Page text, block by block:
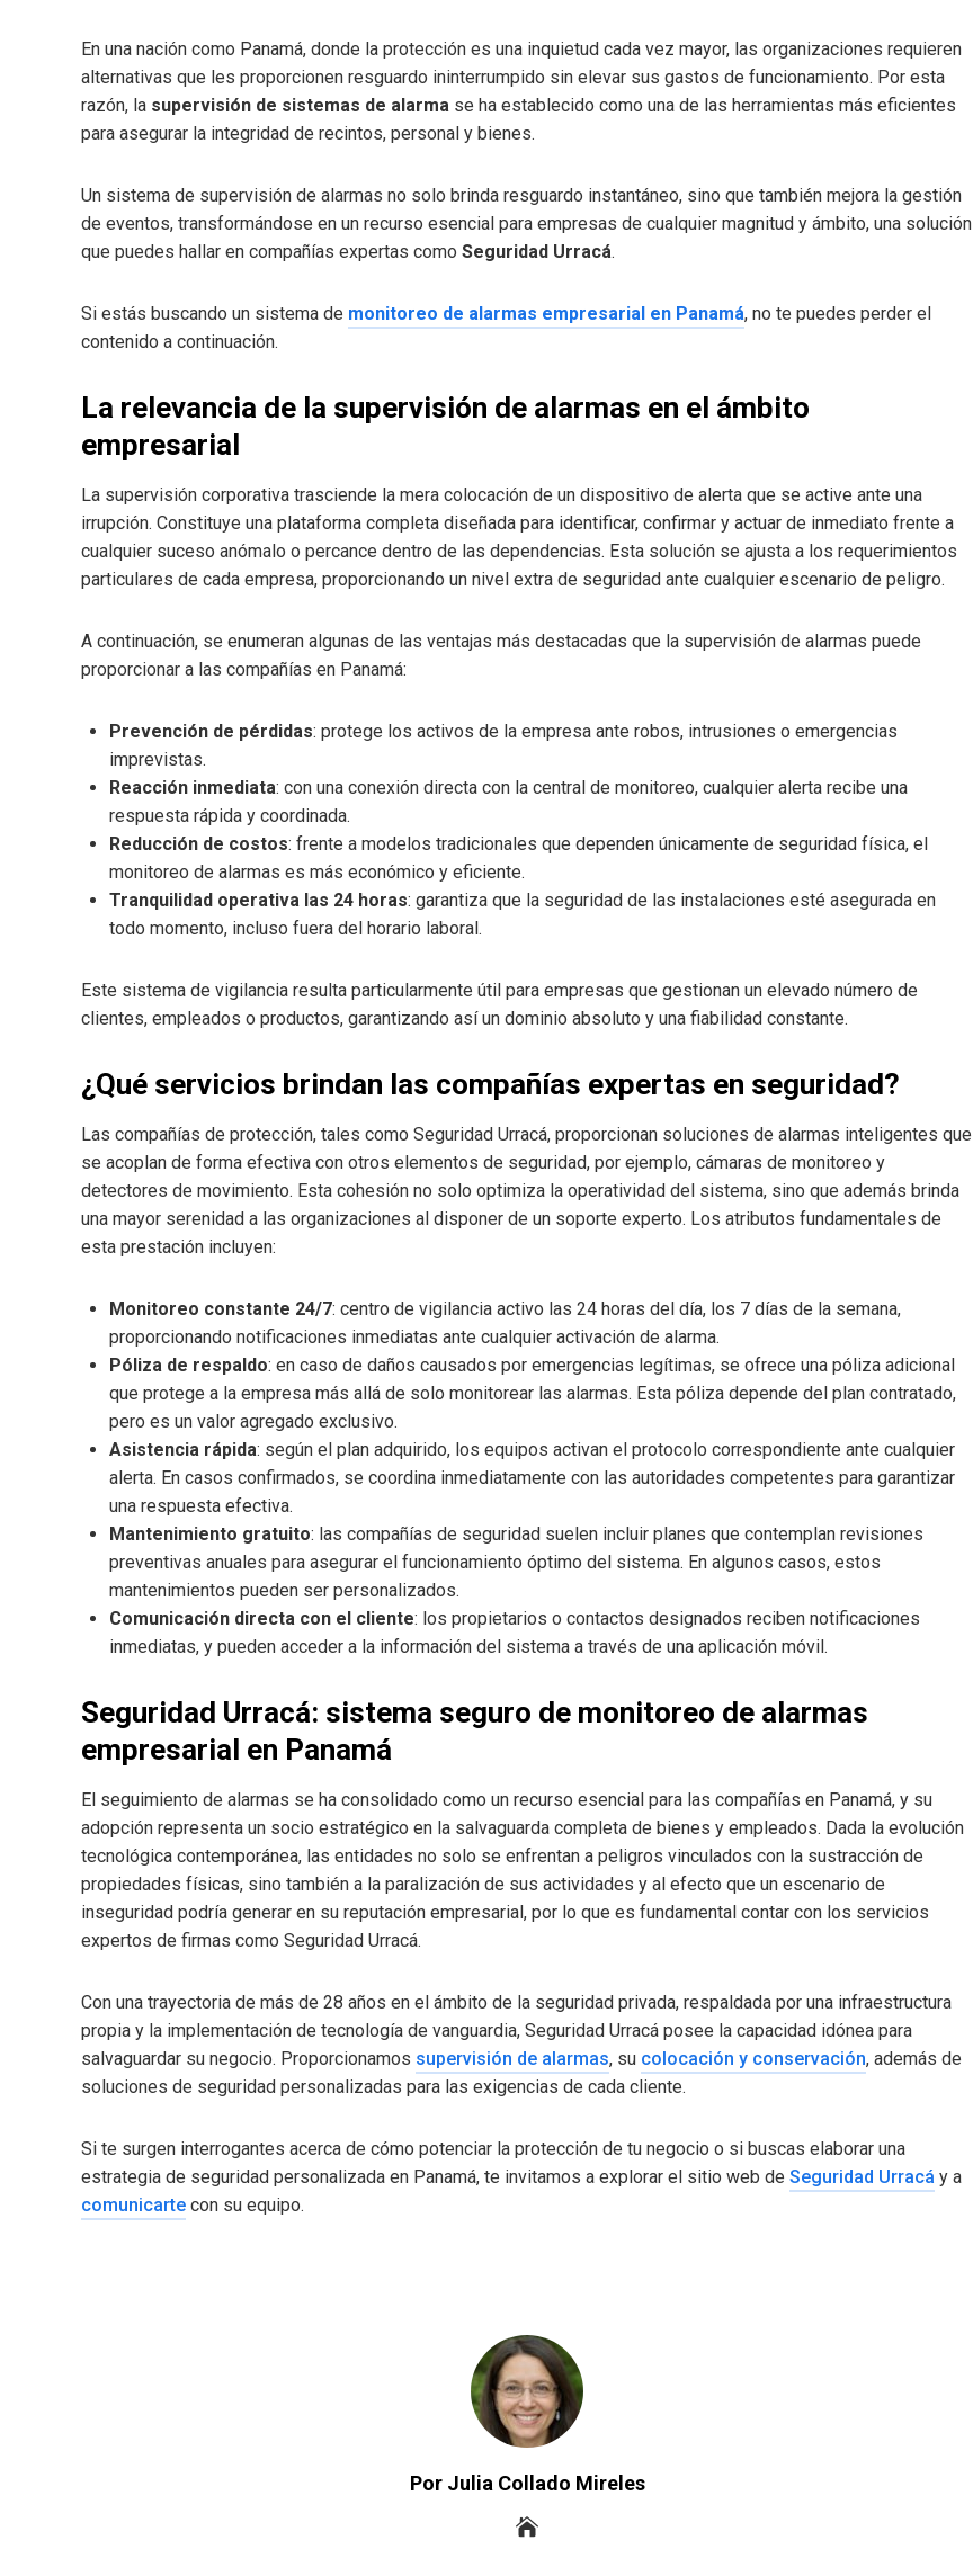
En una nación como Panamá, donde la protección es una inquietud cada vez mayor, las organizaciones requieren
alternativas que les proporcionen resguardo ininterrumpido sin elevar sus gastos de funcionamiento. Por esta
razón, la supervisión de sistemas de alarma se ha establecido como una de las herramientas más eficientes
para asegurar la integridad de recintos, personal y bienes.
Un sistema de supervisión de alarmas no solo brinda resguardo instantáneo, sino que también mejora la gestión
de eventos, transformándose en un recurso esencial para empresas de cualquier magnitud y ámbito, una solución
que puedes hallar en compañías expertas como Seguridad Urracá.
Si estás buscando un sistema de monitoreo de alarmas empresarial en Panamá, no te puedes perder el
contenido a continuación.
La relevancia de la supervisión de alarmas en el ámbito
empresarial
La supervisión corporativa trasciende la mera colocación de un dispositivo de alerta que se active ante una
irrupción. Constituye una plataforma completa diseñada para identificar, confirmar y actuar de inmediato frente a
cualquier suceso anómalo o percance dentro de las dependencias. Esta solución se ajusta a los requerimientos
particulares de cada empresa, proporcionando un nivel extra de seguridad ante cualquier escenario de peligro.
A continuación, se enumeran algunas de las ventajas más destacadas que la supervisión de alarmas puede
proporcionar a las compañías en Panamá:
Prevención de pérdidas: protege los activos de la empresa ante robos, intrusiones o emergencias
imprevistas.
Reacción inmediata: con una conexión directa con la central de monitoreo, cualquier alerta recibe una
respuesta rápida y coordinada.
Reducción de costos: frente a modelos tradicionales que dependen únicamente de seguridad física, el
monitoreo de alarmas es más económico y eficiente.
Tranquilidad operativa las 24 horas: garantiza que la seguridad de las instalaciones esté asegurada en
todo momento, incluso fuera del horario laboral.
Este sistema de vigilancia resulta particularmente útil para empresas que gestionan un elevado número de
clientes, empleados o productos, garantizando así un dominio absoluto y una fiabilidad constante.
¿Qué servicios brindan las compañías expertas en seguridad?
Las compañías de protección, tales como Seguridad Urracá, proporcionan soluciones de alarmas inteligentes que
se acoplan de forma efectiva con otros elementos de seguridad, por ejemplo, cámaras de monitoreo y
detectores de movimiento. Esta cohesión no solo optimiza la operatividad del sistema, sino que además brinda
una mayor serenidad a las organizaciones al disponer de un soporte experto. Los atributos fundamentales de
esta prestación incluyen:
Monitoreo constante 24/7: centro de vigilancia activo las 24 horas del día, los 7 días de la semana,
proporcionando notificaciones inmediatas ante cualquier activación de alarma.
Póliza de respaldo: en caso de daños causados por emergencias legítimas, se ofrece una póliza adicional
que protege a la empresa más allá de solo monitorear las alarmas. Esta póliza depende del plan contratado,
pero es un valor agregado exclusivo.
Asistencia rápida: según el plan adquirido, los equipos activan el protocolo correspondiente ante cualquier
alerta. En casos confirmados, se coordina inmediatamente con las autoridades competentes para garantizar
una respuesta efectiva.
Mantenimiento gratuito: las compañías de seguridad suelen incluir planes que contemplan revisiones
preventivas anuales para asegurar el funcionamiento óptimo del sistema. En algunos casos, estos
mantenimientos pueden ser personalizados.
Comunicación directa con el cliente: los propietarios o contactos designados reciben notificaciones
inmediatas, y pueden acceder a la información del sistema a través de una aplicación móvil.
Seguridad Urracá: sistema seguro de monitoreo de alarmas
empresarial en Panamá
El seguimiento de alarmas se ha consolidado como un recurso esencial para las compañías en Panamá, y su
adopción representa un socio estratégico en la salvaguarda completa de bienes y empleados. Dada la evolución
tecnológica contemporánea, las entidades no solo se enfrentan a peligros vinculados con la sustracción de
propiedades físicas, sino también a la paralización de sus actividades y al efecto que un escenario de
inseguridad podría generar en su reputación empresarial, por lo que es fundamental contar con los servicios
expertos de firmas como Seguridad Urracá.
Con una trayectoria de más de 28 años en el ámbito de la seguridad privada, respaldada por una infraestructura
propia y la implementación de tecnología de vanguardia, Seguridad Urracá posee la capacidad idónea para
salvaguardar su negocio. Proporcionamos supervisión de alarmas, su colocación y conservación, además de
soluciones de seguridad personalizadas para las exigencias de cada cliente.
Si te surgen interrogantes acerca de cómo potenciar la protección de tu negocio o si buscas elaborar una
estrategia de seguridad personalizada en Panamá, te invitamos a explorar el sitio web de Seguridad Urracá y a
comunicarte con su equipo.
Por Julia Collado Mireles